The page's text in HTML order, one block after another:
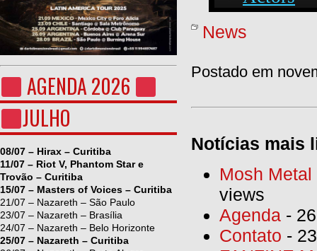
AGENDA 2026
JULHO
08/07 – Hirax – Curitiba
11/07 – Riot V, Phantom Star e
Trovão – Curitiba
15/07 – Masters of Voices – Curitiba
21/07 – Nazareth – São Paulo
23/07 – Nazareth – Brasília
24/07 – Nazareth – Belo Horizonte
25/07 – Nazareth – Curitiba
News
Postado em
Notícias mais
Mosh
views
Agenda -
Contato -